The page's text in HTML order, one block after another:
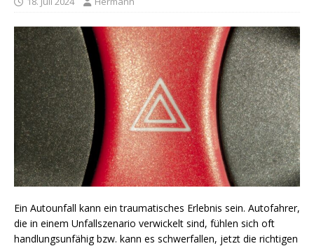
Ein Autounfall kann ein traumatisches Erlebnis sein. Autofahrer,
die in einem Unfallszenario verwickelt sind, fühlen sich oft
handlungsunfähig bzw. kann es schwerfallen, jetzt die richtigen